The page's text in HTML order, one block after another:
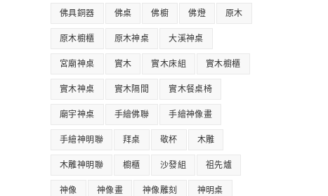
佛具銅器 佛桌 佛櫥 佛燈 原木
原木櫥櫃 原木神桌 大溪神桌
宮廟神桌 實木 實木床組 實木櫥櫃
實木神桌 實木隔間 實木餐桌椅
廟宇神桌 手繪佛聯 手繪神像畫
手繪神明聯 拜桌 敬杯 木雕
木雕神明聯 櫥櫃 沙發組 祖先爐
神像 神像畫 神像雕刻 神明桌